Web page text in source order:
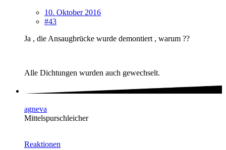
10. Oktober 2016
#43
Ja , die Ansaugbrücke wurde demontiert , warum ??
Alle Dichtungen wurden auch gewechselt.
agneva
Mittelspurschleicher
Reaktionen